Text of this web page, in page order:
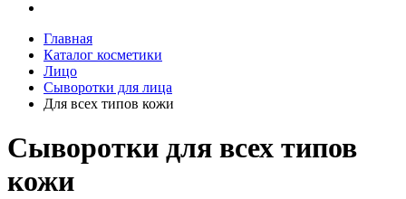
Главная
Каталог косметики
Лицо
Сыворотки для лица
Для всех типов кожи
Сыворотки для всех типов
кожи